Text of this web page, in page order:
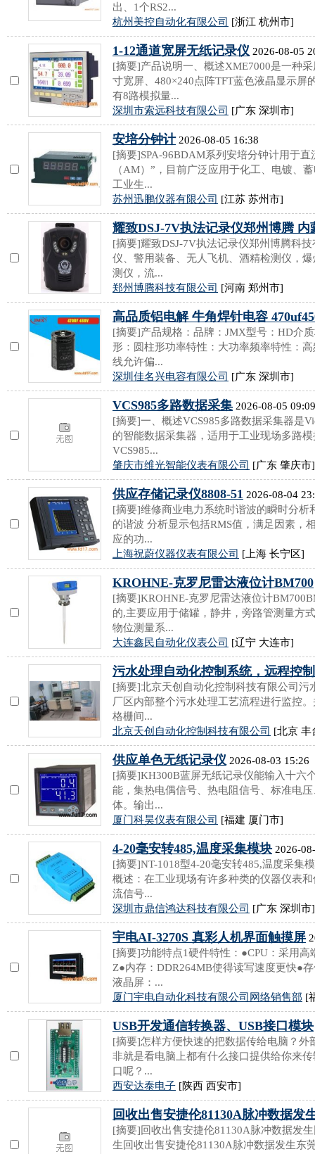
出、1个RS2...
杭州美控自动化有限公司 [浙江 杭州市]
1-12通道宽屏无纸记录仪 2026-08-05
[摘要]产品说明一、概述XME7000是一种
寸宽屏、480×240点阵TFT蓝色液晶显示屏
有8路模拟量...
深圳市索远科技有限公司 [广东 深圳市]
安培分钟计2026-08-05 16:38
[摘要]SPA-96BDAM系列安培分钟计用于
（AM）”，目前广泛应用于化工、电镀、
工业生...
苏州迅鹏仪器有限公司 [江苏 苏州市]
耀致DSJ-7V执法记录仪郑州博腾 内
[摘要]耀致DSJ-7V执法记录仪郑州博腾科
仪、警用装备、无人飞机、酒精检测仪，
测仪，流...
郑州博腾科技有限公司 [河南 郑州市]
高品质铝电解 牛角焊针电容
[摘要]产品规格：品牌：JMX型号：HD介
形：圆柱形功率特性：大功率频率特性：
线允许偏...
深圳佳名兴电容有限公司 [广东 深圳市]
VCS985多路数据采集 2026-08-05 09:09
[摘要]一、概述VCS985多路数据采集器是
的智能数据采集器，适用于工业现场多路
VCS985...
肇庆市维光智能仪表有限公司 [广东 肇庆市]
供应存储记录仪8808-51 2026-08-04
[摘要]维修商业电力系统时谐波的瞬时分析
的谐波 分析显示包括RMS值，满足因素，
应的功...
上海祝蔚仪器仪表有限公司 [上海 长宁区]
KROHNE-克罗尼雷达液位计BM700
[摘要]KROHNE-克罗尼雷达液位计
的,主要应用于储罐，静井，旁路管测量方
物位测量系...
大连鑫民自动化仪表公司 [辽宁 大连市]
污水处理自动化控制系统，远程控制
[摘要]北京天创自动化控制科技有限公司污
厂区内部整个污水处理工艺流程进行监控
格栅间...
北京天创自动化控制科技有限公司 [北京 丰
供应单色无纸记录仪 2026-08-03 15:26
[摘要]KH300B蓝屏无纸记录仪能输入十六
能，集热电偶信号、热电阻信号、标准电
体。输出...
厦门科昊仪表有限公司 [福建 厦门市]
4-20毫安转485,温度采集模块 2026-
[摘要]NT-1018型4-20毫安转485,温度采集
概述：在工业现场有许多种类的仪器仪表
流信号...
深圳市鼎信鸿达科技有限公司 [广东 深圳市]
宇电AI-3270S 真彩人机界面触摸屏
[摘要]功能特点1硬件特性：●CPU：采用
Z●内存：DDR264MB使得读写速度更快●
液晶屏：...
厦门宇电自动化科技有限公司网络销售部 [
USB开发通信转换器、USB接口模块
[摘要]怎样方便快速的把数据传给电脑？外
非就是看电脑上都有什么接口提供给你来
口呢？...
西安达泰电子 [陕西 西安市]
回收出售安捷伦81130A脉冲数据发
[摘要]回收出售安捷伦81130A脉冲数据发
生回收出售安捷伦81130A脉冲数据发生东